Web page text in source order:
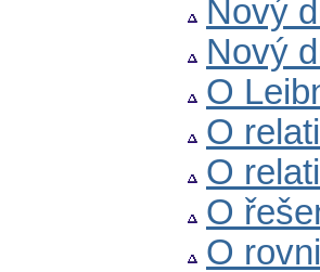
Nový
Nový
O
O
O
O
O